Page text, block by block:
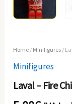
Home / Minifigures /
Minifigures
Laval – Fire Chi